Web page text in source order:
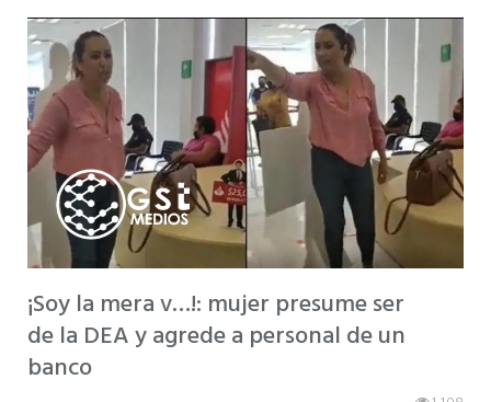
¡Soy la mera v…!: mujer presume ser
de la DEA y agrede a personal de un
banco